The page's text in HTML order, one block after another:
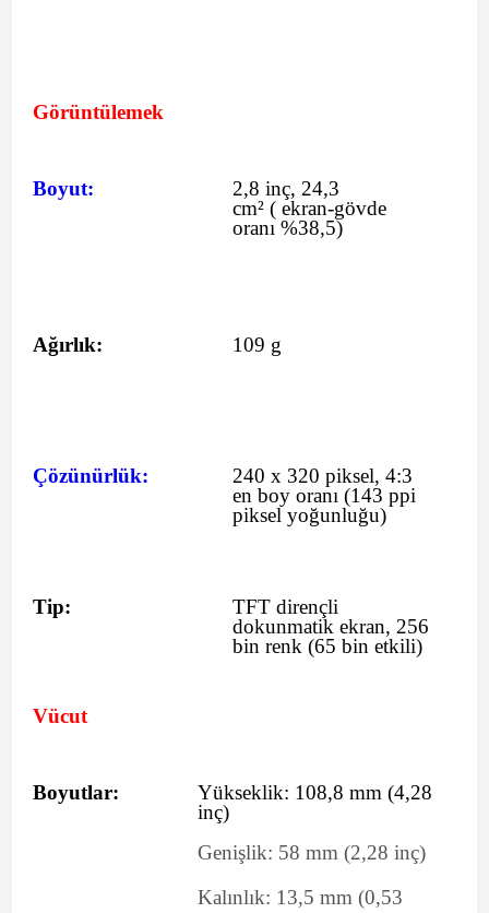
Görüntülemek
Boyut:
2,8 inç, 24,3
cm² ( ekran-gövde
oranı %38,5)
Ağırlık: 109 g
Çözünürlük:
240 x 320 piksel, 4:3
en boy oranı (143 ppi
piksel yoğunluğu)
Tip:
TFT dirençli
dokunmatik ekran, 256
bin renk (65 bin etkili)
Vücut
Boyutlar: Yükseklik: 108,8 mm (4,28
inç)
Genişlik: 58 mm (2,28 inç)
Kalınlık: 13,5 mm (0,53